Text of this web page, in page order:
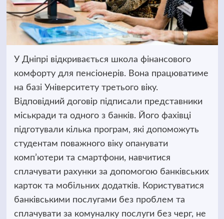
У Дніпрі відкривається школа фінансового
комфорту для пенсіонерів. Вона працюватиме
на базі Університету третього віку.
Відповідний договір підписали представники
міськради та одного з банків. Його фахівці
підготували кілька програм, які допоможуть
студентам поважного віку опанувати
комп’ютери та смартфони, навчитися
сплачувати рахунки за допомогою банківських
карток та мобільних додатків. Користуватися
банківськими послугами без проблем та
сплачувати за комуналку послуги без черг, не